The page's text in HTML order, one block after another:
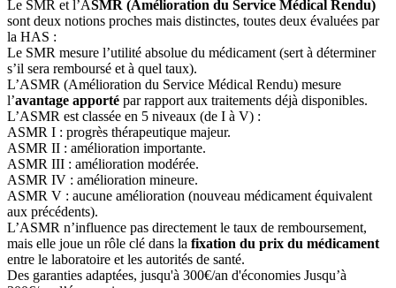
Le SMR et l’ASMR (Amélioration du Service Médical Rendu)
sont deux notions proches mais distinctes, toutes deux évaluées par
la HAS :
Le SMR mesure l’utilité absolue du médicament (sert à déterminer
s’il sera remboursé et à quel taux).
L’ASMR (Amélioration du Service Médical Rendu) mesure
l’avantage apporté par rapport aux traitements déjà disponibles.
L’ASMR est classée en 5 niveaux (de I à V) :
ASMR I : progrès thérapeutique majeur.
ASMR II : amélioration importante.
ASMR III : amélioration modérée.
ASMR IV : amélioration mineure.
ASMR V : aucune amélioration (nouveau médicament équivalent
aux précédents).
L’ASMR n’influence pas directement le taux de remboursement,
mais elle joue un rôle clé dans la fixation du prix du médicament
entre le laboratoire et les autorités de santé.
Des garanties adaptées, jusqu'à 300€/an d'économies Jusqu’à